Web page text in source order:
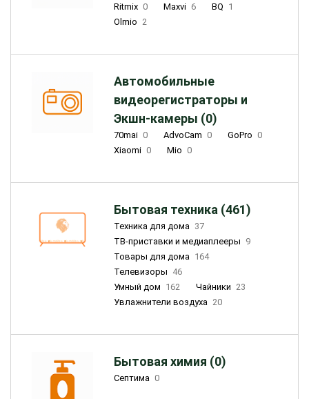
Ritmix 0 Maxvi 6 BQ 1
Olmio 2
Автомобильные
видеорегистраторы и
Экшн-камеры (0)
70mai 0 AdvoCam 0 GoPro 0
Xiaomi 0 Mio 0
Бытовая техника (461)
Техника для дома 37
ТВ-приставки и медиаплееры 9
Товары для дома 164
Телевизоры 46
Умный дом 162 Чайники 23
Увлажнители воздуха 20
Бытовая химия (0)
Септима 0